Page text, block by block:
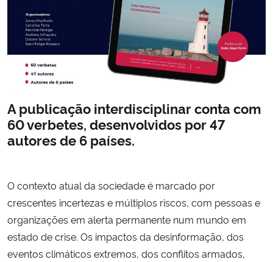
Ministério do Desenvolvimento Regional
Controladoria-Geral da União
Ministério da Mulher, da Família e dos Direitos Humanos
Secretaria-Geral
Secretaria de Governo
Advocacia-Geral da União
Banco Central do Brasil
A publicação interdisciplinar conta com
60 verbetes, desenvolvidos por 47
autores de 6 países.
O contexto atual da sociedade é marcado por
crescentes incertezas e múltiplos riscos, com pessoas e
organizações em alerta permanente num mundo em
estado de crise. Os impactos da desinformação, dos
eventos climáticos extremos, dos conflitos armados,